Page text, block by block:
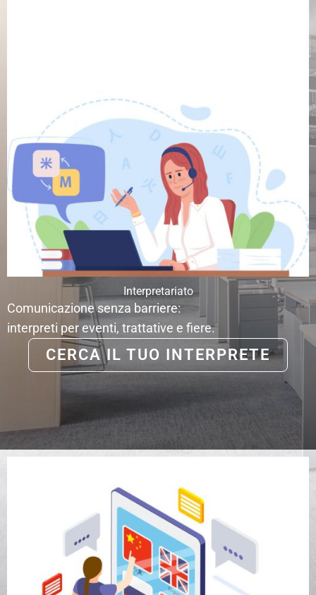
Interpretariato
Comunicazione senza barriere:
interpreti per eventi, trattative e fiere.
CERCA IL TUO INTERPRETE